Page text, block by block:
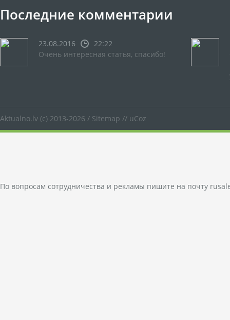
Последние комментарии
23.08.2016
22:22
Очень интересная статья, спасибо!
Aktualno.lv (c) 2013-2026 / Sitemap // uCoz
По вопросам сотрудничества и рекламы пишите на почту